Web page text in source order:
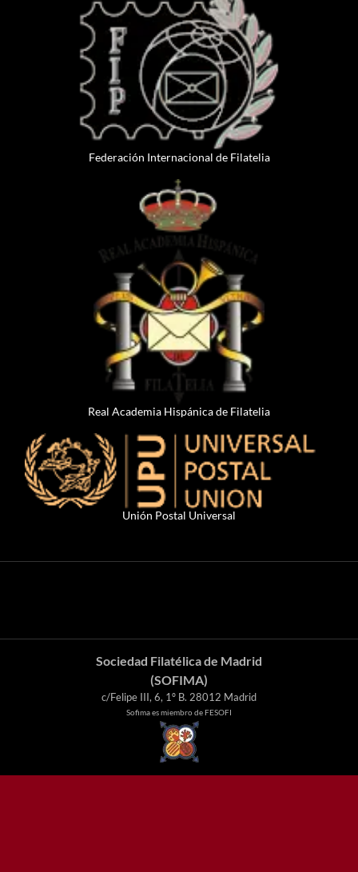
Federación Internacional de Filatelia
Real Academia Hispánica de Filatelia
Unión Postal Universal
Sociedad Filatélica de Madrid
(SOFIMA)
c/Felipe III, 6, 1º B. 28012 Madrid
Sofima es miembro de FESOFI